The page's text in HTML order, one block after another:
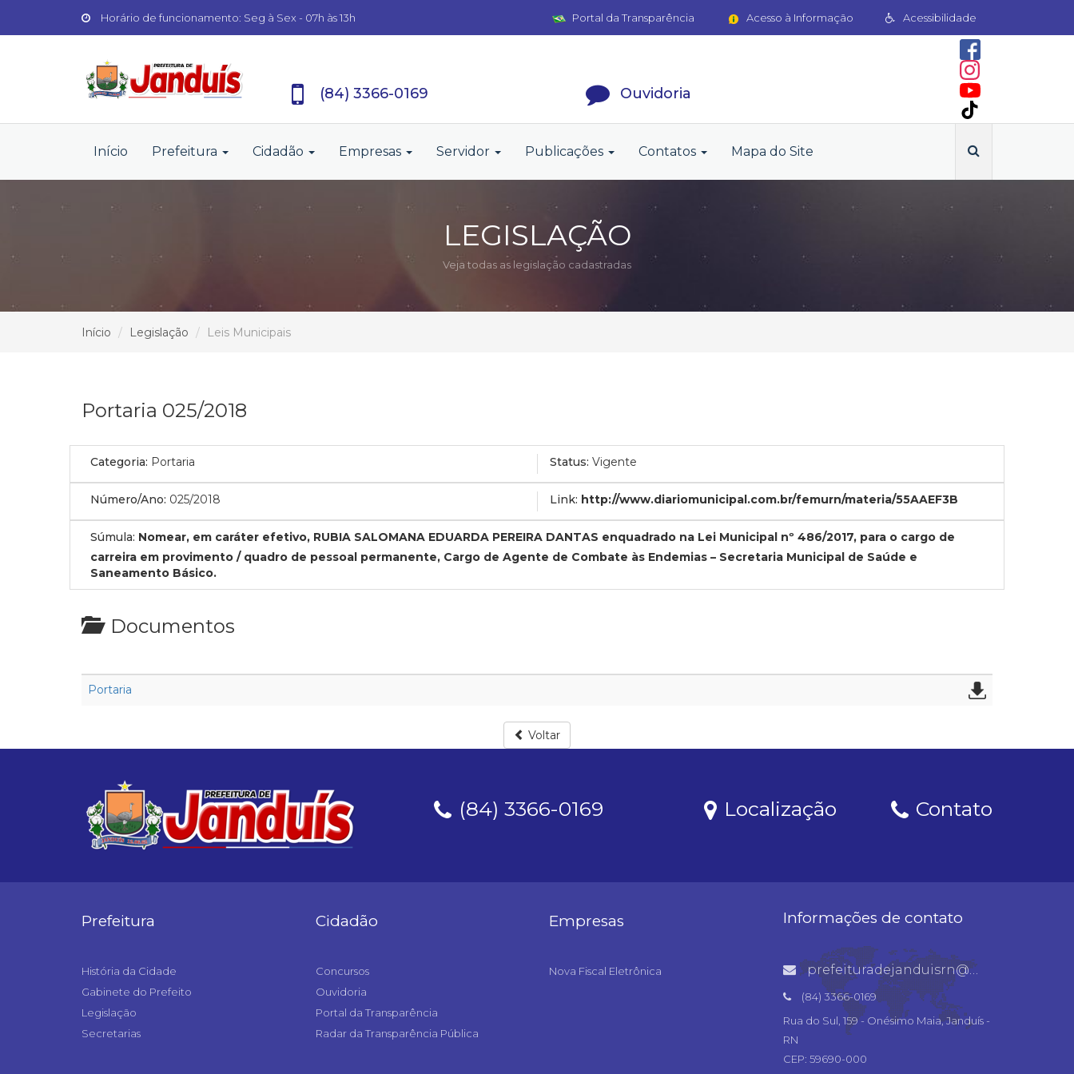
Horário de funcionamento: Seg à Sex - 07h às 13h Acessibilidade
Acesso à Informação
Portal da Transparência
(84) 3366-0169 Ouvidoria
Início Prefeitura Cidadão Empresas Servidor Publicações Contatos Mapa do Site
LEGISLAÇÃO
Veja todas as legislação cadastradas
Início Legislação Leis Municipais
Portaria 025/2018
Categoria: Portaria Status: Vigente
Número/Ano: 025/2018 Link: http://www.diariomunicipal.com.br/femurn/materia/55AAEF3B
Súmula: Nomear, em caráter efetivo, RUBIA SALOMANA EDUARDA PEREIRA DANTAS enquadrado na Lei Municipal nº 486/2017, para o cargo de
carreira em provimento / quadro de pessoal permanente, Cargo de Agente de Combate às Endemias – Secretaria Municipal de Saúde e
Saneamento Básico.
Documentos
Portaria
Voltar
(84) 3366-0169 Localização Contato
Prefeitura
História da Cidade
Gabinete do Prefeito
Legislação
Secretarias
Cidadão
Concursos
Ouvidoria
Portal da Transparência
Radar da Transparência Pública
Empresas
Nova Fiscal Eletrônica
Informações de contato
prefeituradejanduisrn@gmail.com
(84) 3366-0169
Rua do Sul, 159 - Onésimo Maia, Janduís -
RN
CEP: 59690-000